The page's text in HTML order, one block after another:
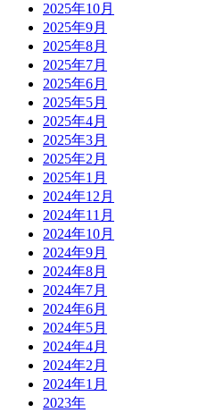
2025年10月
2025年9月
2025年8月
2025年7月
2025年6月
2025年5月
2025年4月
2025年3月
2025年2月
2025年1月
2024年12月
2024年11月
2024年10月
2024年9月
2024年8月
2024年7月
2024年6月
2024年5月
2024年4月
2024年2月
2024年1月
2023年